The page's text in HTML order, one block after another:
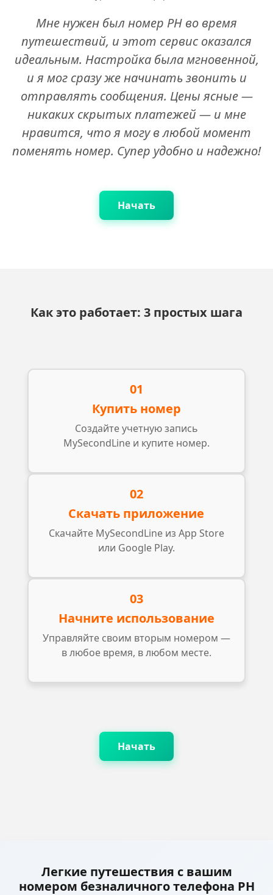
Мне нужен был номер PH во время
путешествий, и этот сервис оказался
идеальным. Настройка была мгновенной,
и я мог сразу же начинать звонить и
отправлять сообщения. Цены ясные —
никаких скрытых платежей — и мне
нравится, что я могу в любой момент
поменять номер. Супер удобно и надежно!
Начать
Как это работает: 3 простых шага
01
Купить номер
Создайте учетную запись
MySecondLine и купите номер.
02
Скачать приложение
Скачайте MySecondLine из App Store
или Google Play.
03
Начните использование
Управляйте своим вторым номером —
в любое время, в любом месте.
Начать
Легкие путешествия с вашим
номером безналичного телефона PH